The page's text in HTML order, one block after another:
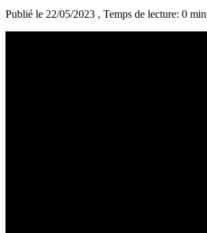
Publié le 22/05/2023 , Temps de lecture: 0 min